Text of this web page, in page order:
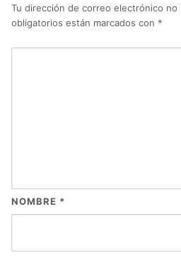
Tu dirección de correo electrónico no
obligatorios están marcados con *
NOMBRE *